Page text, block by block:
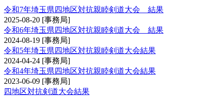
令和7年埼玉県四地区対抗親睦剣道大会 結果
2025-08-20 [事務局]
令和6年埼玉県四地区対抗親睦剣道大会 結果
2024-08-19 [事務局]
令和5年埼玉県四地区対抗親睦剣道大会結果
2024-04-24 [事務局]
令和4年埼玉県四地区対抗親睦剣道大会結果
2023-06-09 [事務局]
四地区対抗剣道大会結果